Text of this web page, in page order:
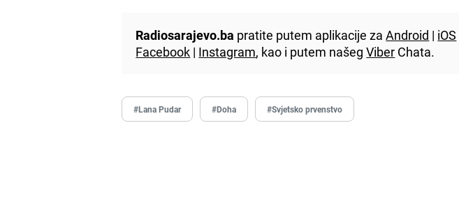
Radiosarajevo.ba pratite putem aplikacije zaAndroid | iOS
Facebook | Instagram, kao i putem našegViber Chata.
#Lana Pudar #Doha #Svjetsko prvenstvo